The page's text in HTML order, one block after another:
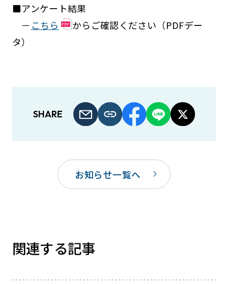
■アンケート結果
－ こちら
からご確認ください（PDFデー
タ）
SHARE
お知らせ一覧へ
関連する記事